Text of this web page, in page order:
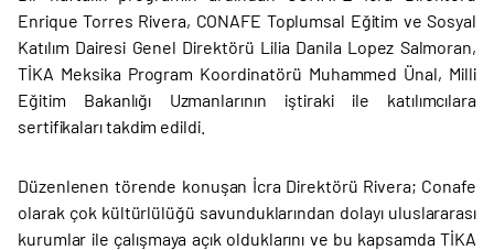
Enrique Torres Rivera, CONAFE Toplumsal Eğitim ve Sosyal
Katılım Dairesi Genel Direktörü Lilia Danila Lopez Salmoran,
TİKA Meksika Program Koordinatörü Muhammed Ünal, Milli
Eğitim Bakanlığı Uzmanlarının iştiraki ile katılımcılara
sertifikaları takdim edildi.
Düzenlenen törende konuşan İcra Direktörü Rivera; Conafe
olarak çok kültürlülüğü savunduklarından dolayı uluslararası
kurumlar ile çalışmaya açık olduklarını ve bu kapsamda TİKA